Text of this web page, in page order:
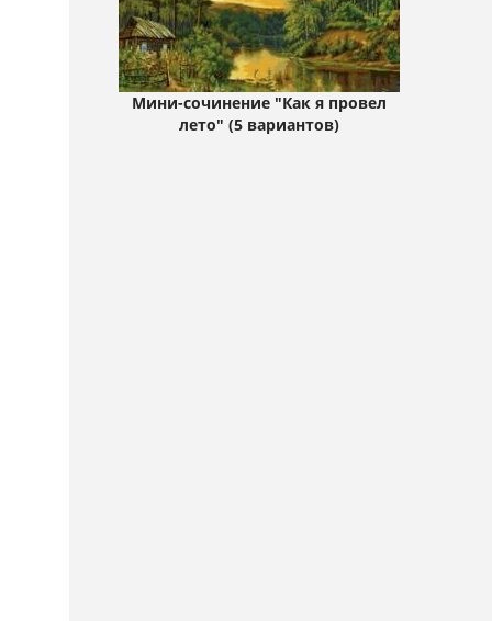
Мини-сочинение "Как я провел
лето" (5 вариантов)